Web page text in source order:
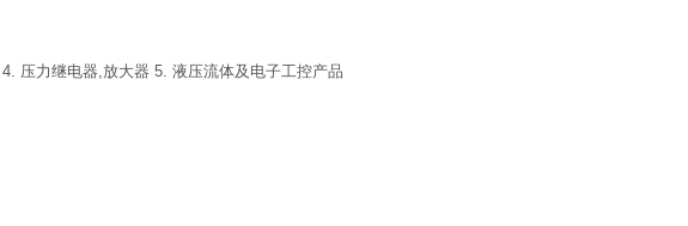
压力继电器,放大器 5. 液压流体及电子工控产品